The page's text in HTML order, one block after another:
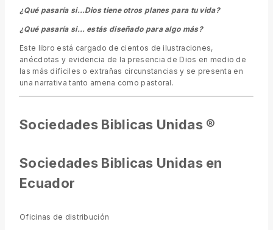
¿Qué pasaría si…Dios tiene otros planes para tu vida?
¿Qué pasaría si… estás diseñado para algo más?
Este libro está cargado de cientos de ilustraciones,
anécdotas y evidencia de la presencia de Dios en medio de
las más difíciles o extrañas circunstancias y se presenta en
una narrativa tanto amena como pastoral.
Sociedades Biblicas Unidas ®
Sociedades Biblicas Unidas en
Ecuador
Oficinas de distribución